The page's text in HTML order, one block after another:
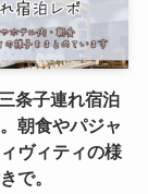
条子連れ宿泊
朝食やパジャ
ヴィティの様
で。